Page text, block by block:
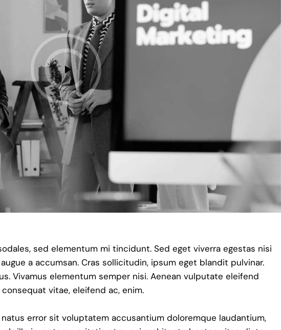
sed elementum mi tincidunt. Sed eget viverra egestas nisi
a accumsan. Cras sollicitudin, ipsum eget blandit pulvinar.
Vivamus elementum semper nisi. Aenean vulputate eleifend
vitae, eleifend ac, enim.
error sit voluptatem accusantium doloremque laudantium,